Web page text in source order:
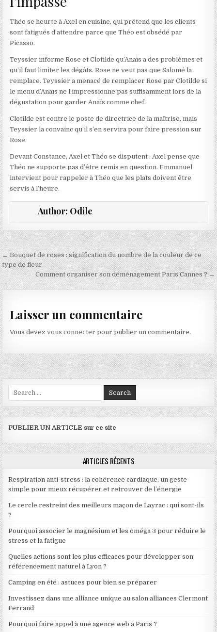
Théo se heurte à Axel en cuisine, qui prétend que les clients
sont fatigués d’attendre parce que Théo est obsédé par
Picasso.
Teyssier informe Rose et Clotilde qu’Anaïs a des problèmes et
qu’il faut limiter les dégâts. Rose ne veut pas que Salomé la
remplace. Teyssier a menacé de remplacer Rose par Clotilde si
le menu d’Anaïs ne l’impressionne pas suffisamment lors de la
dégustation pour garder Anaïs comme chef.
Clotilde est contre le poste de directrice de la maîtrise, mais
Teyssier la convainc qu’il s’en servira pour faire pression sur
Rose.
Devant Constance, Axel et Théo se disputent : Axel pense que
Théo ne supporte pas d’être remis en question. Emmanuel
intervient pour rappeler à Théo que les plats doivent être
servis à l’heure.
Author: Odile
Navigation de l’article
← Bouquet de roses : signification du nombre de la couleur de ce
type de fleur
Comment organiser son déménagement Paris Cannes ? →
Laisser un commentaire
Vous devezvous connecter pour publier un commentaire.
Search for:
PUBLIER UN ARTICLE sur ce site
ARTICLES RÉCENTS
Respiration anti-stress : la cohérence cardiaque, un geste
simple pour mieux récupérer et retrouver de l’énergie
Le cercle restreint des meilleurs maçon de Layrac : qui sont-ils
?
Pourquoi associer le magnésium et les oméga 3 pour réduire le
stress et la fatigue
Quelles actions sont les plus efficaces pour développer son
référencement naturel à Lyon ?
Camping en été : astuces pour bien se préparer
Investissez dans une alliance unique au salon alliances Clermont
Ferrand
Pourquoi faire appel à une agence web à Paris ?